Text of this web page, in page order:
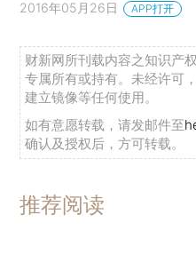
2016年05月26日 APP打开
财新网所刊载内容之知识产
专属所有或持有。未经许可
建立镜像等任何使用。
如有意愿转载，请发邮件至
确认及授权后，方可转载。
推荐阅读